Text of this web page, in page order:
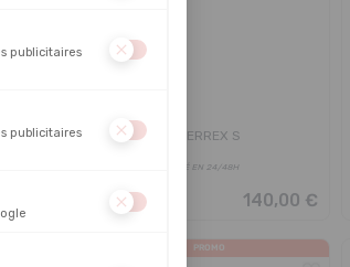
ADIDAS
SAC DUFFEL TERREX S
EN STOCK - EXPÉDIÉ EN 24/48H
140,00 €
PROMO